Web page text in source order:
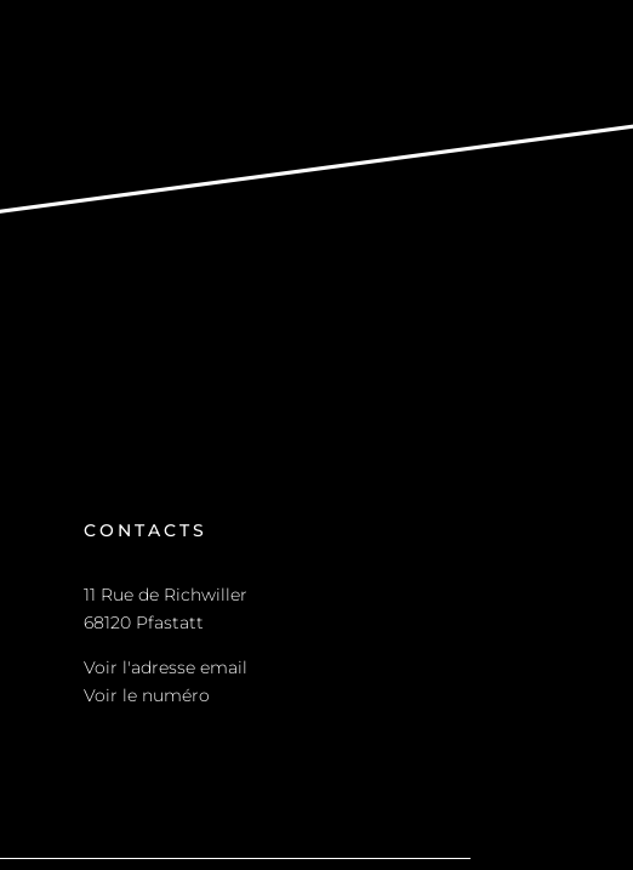
CONTACTS
11 Rue de Richwiller
68120 Pfastatt
Voir l'adresse email
Voir le numéro